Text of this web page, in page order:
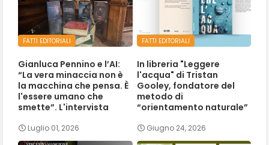
FATTI EDITORIALI
Gianluca Pennino e l’AI:
“La vera minaccia non è
la macchina che pensa. È
l'essere umano che
smette”. L'intervista
Luglio 01, 2026
FATTI EDITORIALI
In libreria "Leggere
l'acqua" di Tristan
Gooley, fondatore del
metodo di
“orientamento naturale”
Giugno 24, 2026